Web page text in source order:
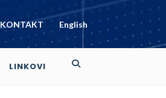
KONTAKT English
LINKOVI